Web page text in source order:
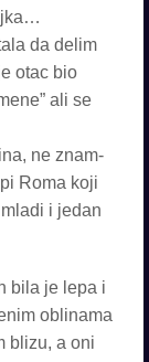
da delim
otac bio
ali se
ne znam-
Roma koji
i jedan
bila je lepa i
oblinama
blizu, a oni